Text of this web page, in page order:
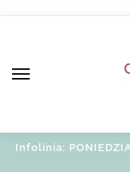
Infolinia: